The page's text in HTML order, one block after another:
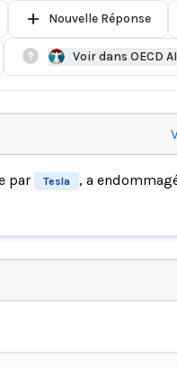
Nouvelle Réponse
Voir dans OECD
par Tesla , a